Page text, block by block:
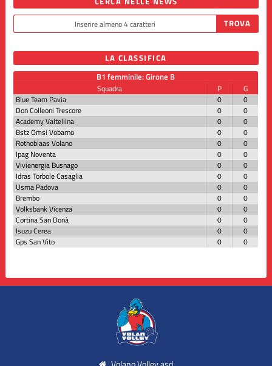
LA CLASSIFICA
B1 femminile: Girone B
Squadra P
G
Blue Team Pavia
0
0
Don Colleoni Trescore
0
0
Academy Valtellina
0
0
Bstz Omsi Vobarno
0
0
Rothoblaas Volano
0
0
Ipag Noventa
0
0
Vivienergia Busnago
0
0
Idras Torbole Casaglia
0
0
Usma Padova
0
0
Brembo
0
0
Volksbank Vicenza
0
0
Cortina San Donà
0
0
Isuzu Cerea
0
0
Gps San Vito
0 0